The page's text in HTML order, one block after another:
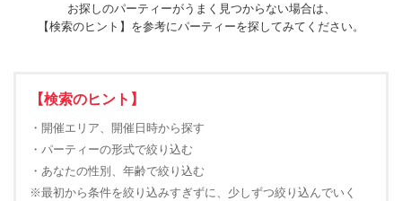
お探しのパーティーがうまく見つからない場合は、
【検索のヒント】を参考にパーティーを探してみてください。
【検索のヒント】
・開催エリア、開催日時から探す
・パーティーの形式で絞り込む
・あなたの性別、年齢で絞り込む
※最初から条件を絞り込みすぎずに、少しずつ絞り込んでいく